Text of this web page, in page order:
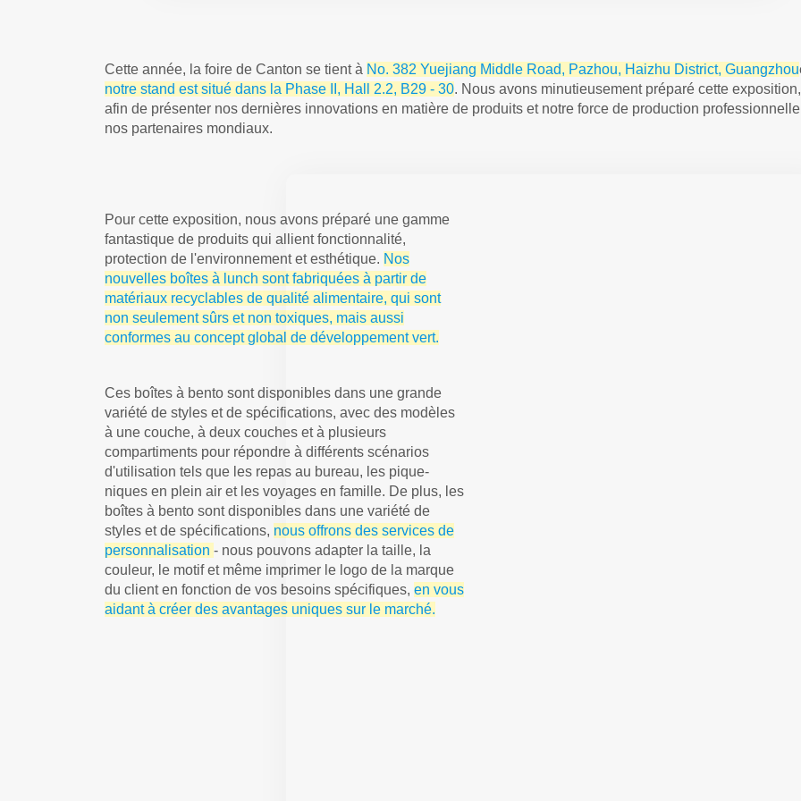
Cette année, la foire de Canton se tient à No. 382 Yuejiang Middle Road, Pazhou, Haizhu District, Guangzhou
notre stand est situé dans la Phase II, Hall 2.2, B29 - 30. Nous avons minutieusement préparé cette exposition,
afin de présenter nos dernières innovations en matière de produits et notre force de production
nos partenaires mondiaux.
Pour cette exposition, nous avons préparé une gamme
fantastique de produits qui allient fonctionnalité,
protection de l'environnement et esthétique. Nos
nouvelles boîtes à lunch sont fabriquées à partir de
matériaux recyclables de qualité alimentaire, qui sont
non seulement sûrs et non toxiques, mais aussi
conformes au concept global de développement vert.
Ces boîtes à bento sont disponibles dans une grande
variété de styles et de spécifications, avec des modèles
à une couche, à deux couches et à plusieurs
compartiments pour répondre à différents scénarios
d'utilisation tels que les repas au bureau, les pique-
niques en plein air et les voyages en famille. De plus, les
boîtes à bento sont disponibles dans une variété de
styles et de spécifications, nous offrons des services de
personnalisation - nous pouvons adapter la taille, la
couleur, le motif et même imprimer le logo de la marque
du client en fonction de vos besoins spécifiques, en vous
aidant à créer des avantages uniques sur le marché.